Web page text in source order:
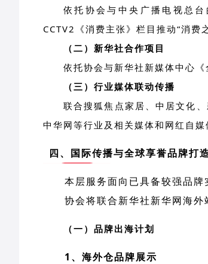
依托协会与中央广播电视总
CCTV2《消费主张》栏目推动“消费
（二）新华社合作项目
依托协会与新华社新媒体中心
（三）行业媒体联动传播
联合搜狐焦点家居、中居文化
中华网等行业及相关媒体和网红自
四、国际传播与全球享誉品牌打
本层服务面向已具备较强品
协会将联合新华社新华网海外
（一）品牌出海计划
1、海外仓品牌展示